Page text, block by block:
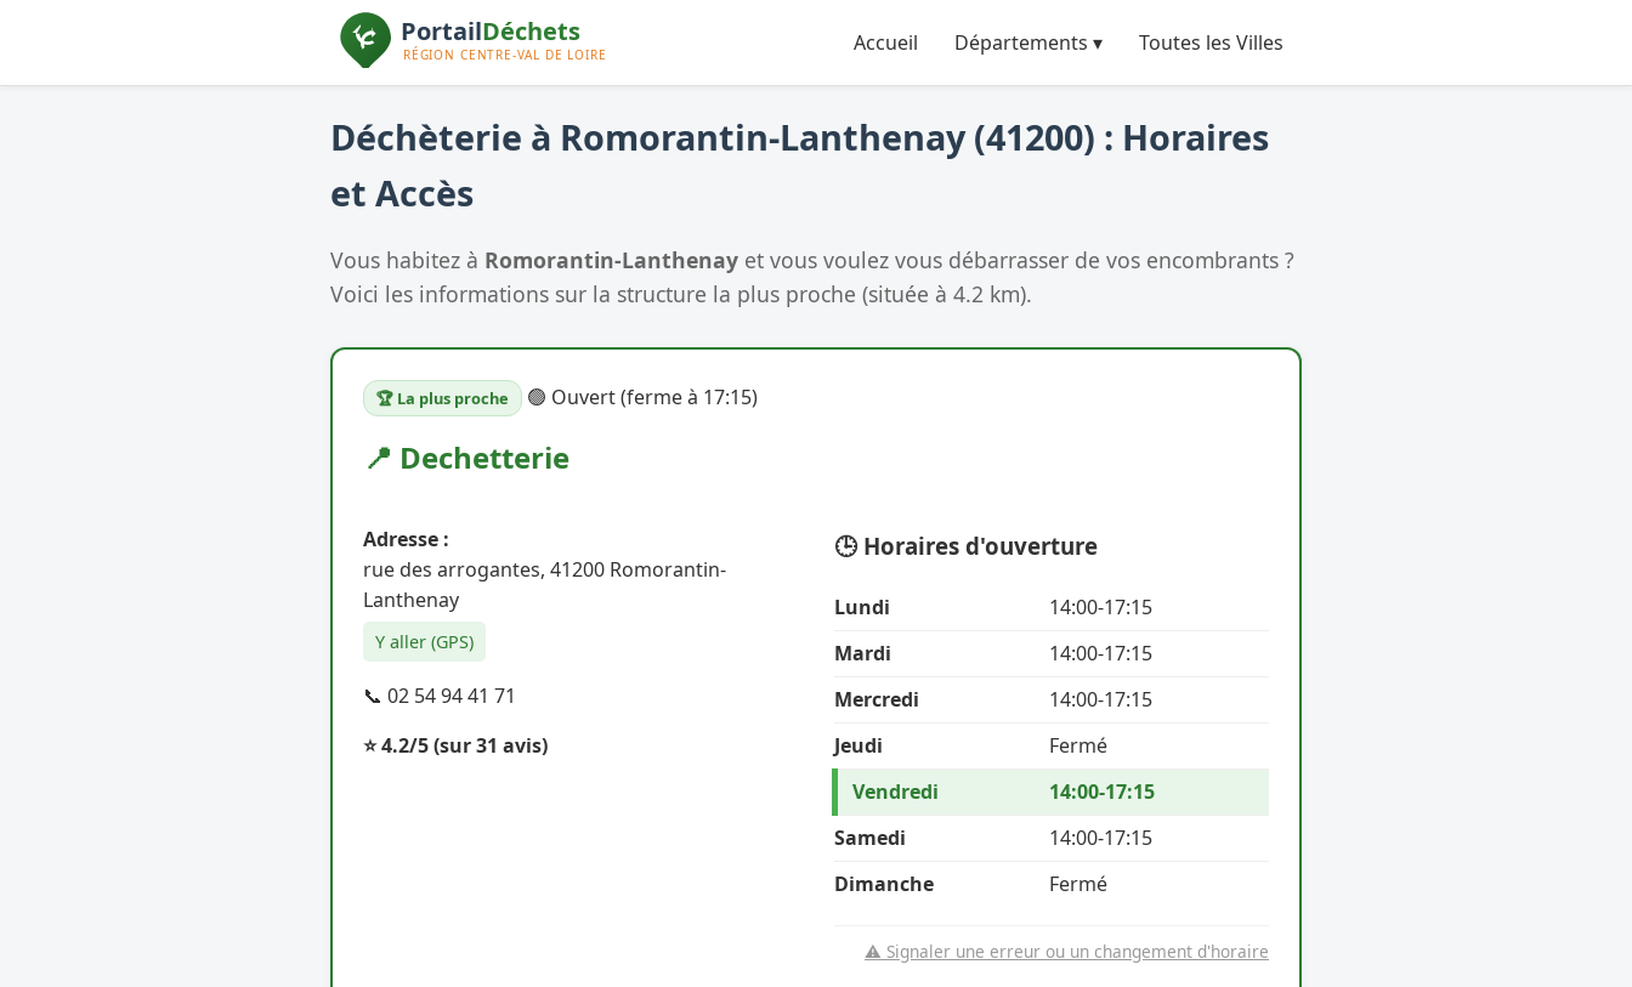
Accueil Départements ▾ Toutes les Villes
Déchèterie à Romorantin-Lanthenay (41200) : Horaires
et Accès
Vous habitez à Romorantin-Lanthenay et vous voulez vous débarrasser de vos encombrants ?
Voici les informations sur la structure la plus proche (située à 4.2 km).
🏆 La plus proche 🟢 Ouvert (ferme à 17:15)
📍 Dechetterie
Adresse :
rue des arrogantes, 41200 Romorantin-
Lanthenay
Y aller (GPS)
📞 02 54 94 41 71
⭐ 4.2/5(sur 31 avis)
🕒 Horaires d'ouverture
Lundi
14:00-17:15
Mardi
14:00-17:15
Mercredi
14:00-17:15
Jeudi
Fermé
Vendredi
14:00-17:15
Samedi
14:00-17:15
Dimanche
Fermé
⚠️ Signaler une erreur ou un changement d'horaire